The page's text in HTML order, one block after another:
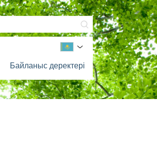
Байланыс деректері